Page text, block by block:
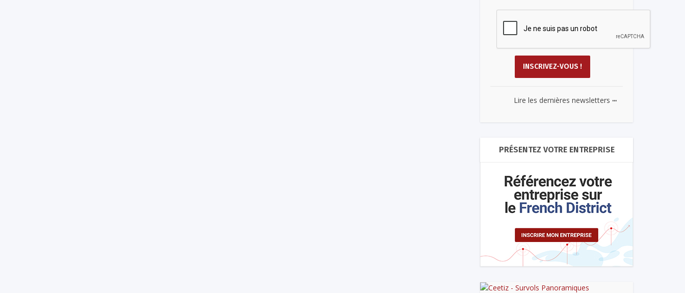
Lire les dernières newsletters ...
PRÉSENTEZ VOTRE ENTREPRISE